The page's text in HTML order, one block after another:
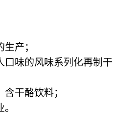
产；
口味的风味系列化再制干
干酪饮料；